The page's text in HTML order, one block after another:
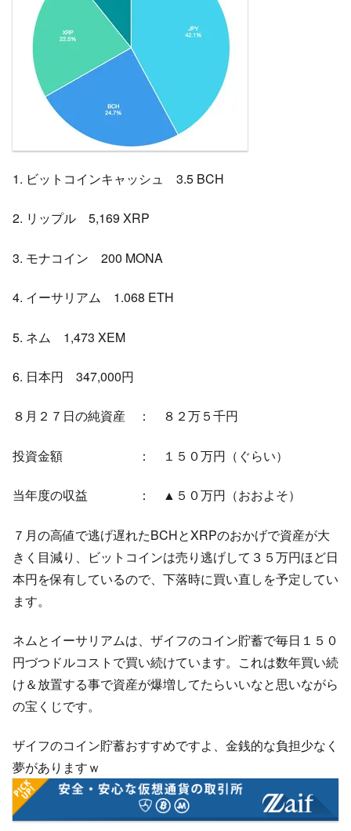
1. ビットコインキャッシュ 3.5 BCH
2. リップル 5,169 XRP
3. モナコイン 200 MONA
4. イーサリアム 1.068 ETH
5. ネム 1,473 XEM
6. 日本円 347,000円
８月２７日の純資産 ： ８２万５千円
投資金額 ： １５０万円（ぐらい）
当年度の収益 ： ▲５０万円（おおよそ）
７月の高値で逃げ遅れたBCHとXRPのおかげで資産が大
きく目減り、ビットコインは売り逃げして３５万円ほど日
本円を保有しているので、下落時に買い直しを予定してい
ます。
ネムとイーサリアムは、ザイフのコイン貯蓄で毎日１５０
円づつドルコストで買い続けています。これは数年買い続
け＆放置する事で資産が爆増してたらいいなと思いながら
の宝くじです。
ザイフのコイン貯蓄おすすめですよ、金銭的な負担少なく
夢がありますｗ